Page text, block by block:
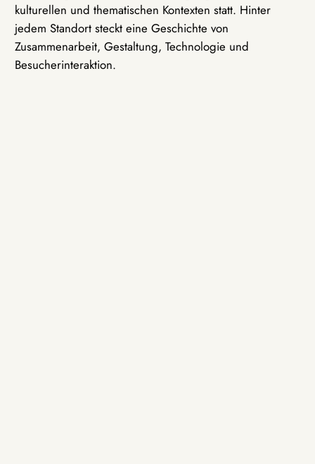
kulturellen und thematischen Kontexten statt. Hinter
jedem Standort steckt eine Geschichte von
Zusammenarbeit, Gestaltung, Technologie und
Besucherinteraktion.